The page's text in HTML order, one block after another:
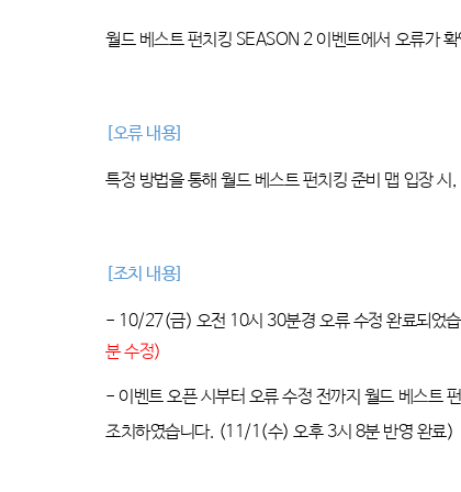
월드 베스트 펀치킹 SEASON 2 이벤트에서 오류가
오류 내용]
특정 방법을 통해 월드 베스트 펀치킹 준비 맵 입장 시 ,
조치 내용]
- 10/27(금) 오전 10시 30분경 오류 수정 완료되었
분 수정)
- 이벤트 오픈 시부터 오류 수정 전까지 월드 베스트
조치하였습니다. (11/1(수)오후3시 8분 반영 완료)